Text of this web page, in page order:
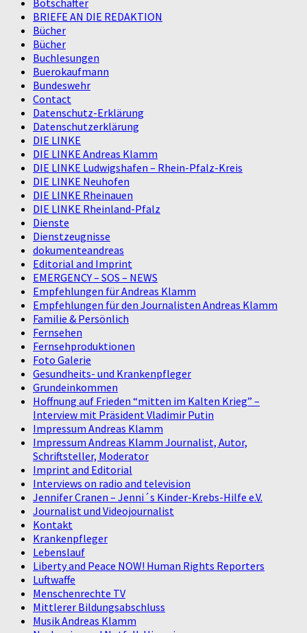
Botschafter
BRIEFE AN DIE REDAKTION
Bücher
Bücher
Buchlesungen
Buerokaufmann
Bundeswehr
Contact
Datenschutz-Erklärung
Datenschutzerklärung
DIE LINKE
DIE LINKE Andreas Klamm
DIE LINKE Ludwigshafen – Rhein-Pfalz-Kreis
DIE LINKE Neuhofen
DIE LINKE Rheinauen
DIE LINKE Rheinland-Pfalz
Dienste
Dienstzeugnisse
dokumenteandreas
Editorial and Imprint
EMERGENCY – SOS – NEWS
Empfehlungen für Andreas Klamm
Empfehlungen für den Journalisten Andreas Klamm
Familie & Persönlich
Fernsehen
Fernsehproduktionen
Foto Galerie
Gesundheits- und Krankenpfleger
Grundeinkommen
Hoffnung auf Frieden “mitten im Kalten Krieg” –
Interview mit Präsident Vladimir Putin
Impressum Andreas Klamm
Impressum Andreas Klamm Journalist, Autor,
Schriftsteller, Moderator
Imprint and Editorial
Interviews on radio and television
Jennifer Cranen – Jenni´s Kinder-Krebs-Hilfe e.V.
Journalist und Videojournalist
Kontakt
Krankenpfleger
Lebenslauf
Liberty and Peace NOW! Human Rights Reporters
Luftwaffe
Menschenrechte TV
Mittlerer Bildungsabschluss
Musik Andreas Klamm